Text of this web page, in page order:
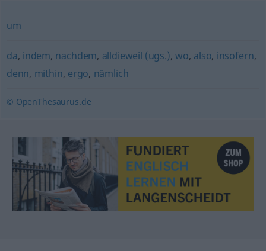
um
da, indem, nachdem, alldieweil (ugs.),wo, also, insofern,
denn, mithin, ergo, nämlich
© OpenThesaurus.de